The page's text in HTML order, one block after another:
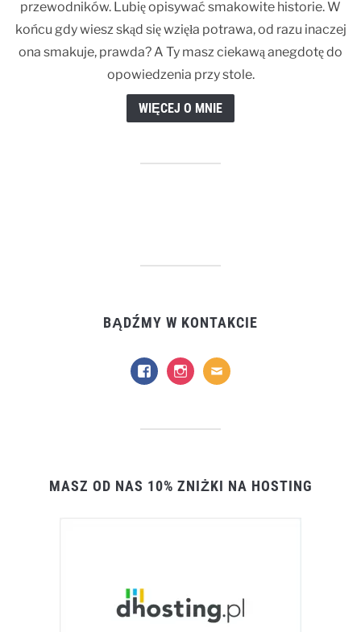
przewodników. Lubię opisywać smakowite historie. W
końcu gdy wiesz skąd się wzięła potrawa, od razu inaczej
ona smakuje, prawda? A Ty masz ciekawą anegdotę do
opowiedzenia przy stole.
WIĘCEJ O MNIE
BĄDŹMY W KONTAKCIE
facebookinstagram
mail
MASZ OD NAS 10% ZNIŻKI NA HOSTING